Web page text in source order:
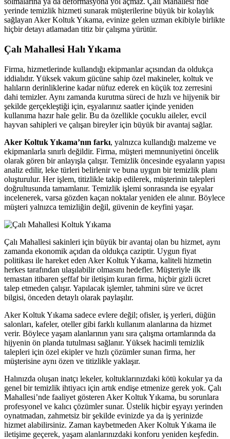
panel
panel
giris
giris
link shortener
giriş
escort
yerinde temizlik hizmeti sunarak müşterilerine büyük bir kolaylık
sağlayan Aker Koltuk Yıkama, evinize gelen uzman ekibiyle birlikte
hiçbir detayı atlamadan titiz bir çalışma yürütür.
Çalı Mahallesi Halı Yıkama
Firma, hizmetlerinde kullandığı ekipmanlar açısından da oldukça
iddialıdır. Yüksek vakum gücüne sahip özel makineler, koltuk ve
halıların derinliklerine kadar nüfuz ederek en küçük toz zerresini
dahi temizler. Aynı zamanda kurutma süreci de hızlı ve hijyenik bir
şekilde gerçekleştiği için, eşyalarınız saatler içinde yeniden
kullanıma hazır hale gelir. Bu da özellikle çocuklu aileler, evcil
hayvan sahipleri ve çalışan bireyler için büyük bir avantaj sağlar.
Aker Koltuk Yıkama’nın farkı, yalnızca kullandığı malzeme ve
ekipmanlarla sınırlı değildir. Firma, müşteri memnuniyetini öncelik
olarak gören bir anlayışla çalışır. Temizlik öncesinde eşyaların yapısı
analiz edilir, leke türleri belirlenir ve buna uygun bir temizlik planı
oluşturulur. Her işlem, titizlikle takip edilerek, müşterinin talepleri
doğrultusunda tamamlanır. Temizlik işlemi sonrasında ise eşyalar
incelenerek, varsa gözden kaçan noktalar yeniden ele alınır. Böylece
müşteri yalnızca temizliğin değil, güvenin de keyfini yaşar.
Çalı Mahallesi sakinleri için büyük bir avantaj olan bu hizmet, aynı
zamanda ekonomik açıdan da oldukça caziptir. Uygun fiyat
politikası ile hareket eden Aker Koltuk Yıkama, kaliteli hizmetin
herkes tarafından ulaşılabilir olmasını hedefler. Müşteriyle ilk
temastan itibaren şeffaf bir iletişim kuran firma, hiçbir gizli ücret
talep etmeden çalışır. Yapılacak işlemler, tahmini süre ve ücret
bilgisi, önceden detaylı olarak paylaşılır.
Aker Koltuk Yıkama sadece evlere değil; ofisler, iş yerleri, düğün
salonları, kafeler, oteller gibi farklı kullanım alanlarına da hizmet
verir. Böylece yaşam alanlarının yanı sıra çalışma ortamlarında da
hijyenin ön planda tutulması sağlanır. Yüksek hacimli temizlik
talepleri için özel ekipler ve hızlı çözümler sunan firma, her
müşterisine aynı özen ve titizlikle yaklaşır.
Halınızda oluşan inatçı lekeler, koltuklarınızdaki kötü kokular ya da
genel bir temizlik ihtiyacı için artık endişe etmenize gerek yok. Çalı
Mahallesi’nde faaliyet gösteren Aker Koltuk Yıkama, bu sorunlara
profesyonel ve kalıcı çözümler sunar. Üstelik hiçbir eşyayı yerinden
oynatmadan, zahmetsiz bir şekilde evinizde ya da iş yerinizde
hizmet alabilirsiniz. Zaman kaybetmeden Aker Koltuk Yıkama ile
iletişime geçerek, yaşam alanlarınızdaki konforu yeniden keşfedin.